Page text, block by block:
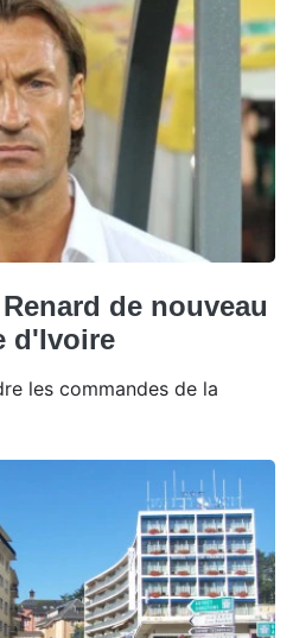
de nouveau
d'Ivoire
les commandes de la